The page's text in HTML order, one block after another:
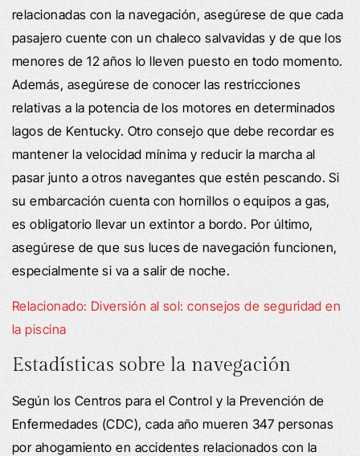
relacionadas con la navegación, asegúrese de que cada
pasajero cuente con un chaleco salvavidas y de que los
menores de 12 años lo lleven puesto en todo momento.
Además, asegúrese de conocer las restricciones
relativas a la potencia de los motores en determinados
lagos de Kentucky. Otro consejo que debe recordar es
mantener la velocidad mínima y reducir la marcha al
pasar junto a otros navegantes que estén pescando. Si
su embarcación cuenta con hornillos o equipos a gas,
es obligatorio llevar un extintor a bordo. Por último,
asegúrese de que sus luces de navegación funcionen,
especialmente si va a salir de noche.
Relacionado: Diversión al sol: consejos de seguridad en
la piscina
Estadísticas sobre la navegación
Según los Centros para el Control y la Prevención de
Enfermedades (CDC), cada año mueren 347 personas
por ahogamiento en accidentes relacionados con la